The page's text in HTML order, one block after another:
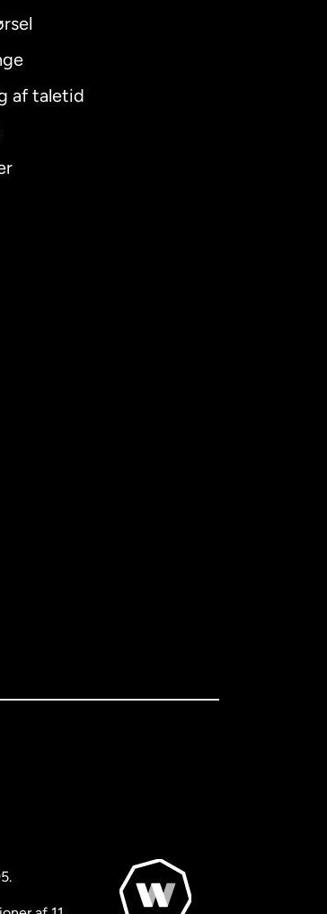
af taletid